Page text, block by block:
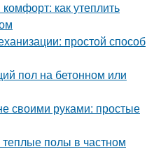
как утеплить
простой способ
пол на бетонном или
своими руками: простые
полы в частном